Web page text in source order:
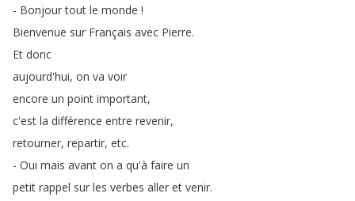
- Bonjour tout le monde !
Bienvenue sur Français avec Pierre.
Et donc
aujourd'hui, on va voir
encore un point important,
c'est la différence entre revenir,
retourner, repartir, etc.
- Oui mais avant on a qu'à faire un
petit rappel sur les verbes aller et venir.